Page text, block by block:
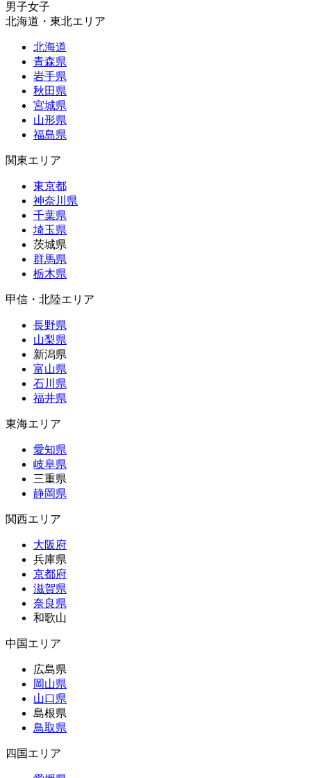
男子女子
北海道・東北エリア
北海道
青森県
岩手県
秋田県
宮城県
山形県
福島県
関東エリア
東京都
神奈川県
千葉県
埼玉県
茨城県
群馬県
栃木県
甲信・北陸エリア
長野県
山梨県
新潟県
富山県
石川県
福井県
東海エリア
愛知県
岐阜県
三重県
静岡県
関西エリア
大阪府
兵庫県
京都府
滋賀県
奈良県
和歌山
中国エリア
広島県
岡山県
山口県
島根県
鳥取県
四国エリア